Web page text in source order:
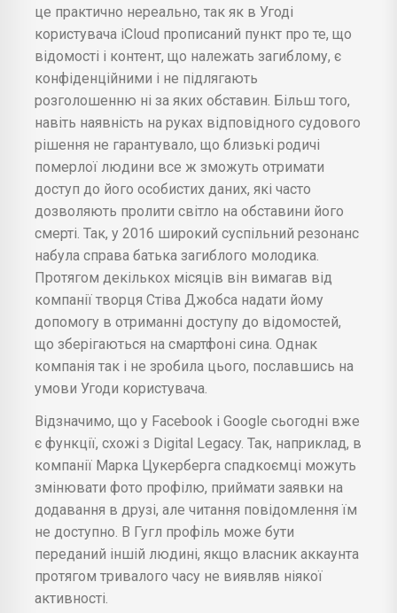
це практично нереально, так як в Угоді
користувача iCloud прописаний пункт про те, що
відомості і контент, що належать загиблому, є
конфіденційними і не підлягають
розголошенню ні за яких обставин. Більш того,
навіть наявність на руках відповідного судового
рішення не гарантувало, що близькі родичі
померлої людини все ж зможуть отримати
доступ до його особистих даних, які часто
дозволяють пролити світло на обставини його
смерті. Так, у 2016 широкий суспільний резонанс
набула справа батька загиблого молодика.
Протягом декількох місяців він вимагав від
компанії творця Стіва Джобса надати йому
допомогу в отриманні доступу до відомостей,
що зберігаються на смартфоні сина. Однак
компанія так і не зробила цього, пославшись на
умови Угоди користувача.
Відзначимо, що у Facebook і Google сьогодні вже
є функції, схожі з Digital Legacy. Так, наприклад, в
компанії Марка Цукерберга спадкоємці можуть
змінювати фото профілю, приймати заявки на
додавання в друзі, але читання повідомлення їм
не доступно. В Гугл профіль може бути
переданий іншій людині, якщо власник аккаунта
протягом тривалого часу не виявляв ніякої
активності.